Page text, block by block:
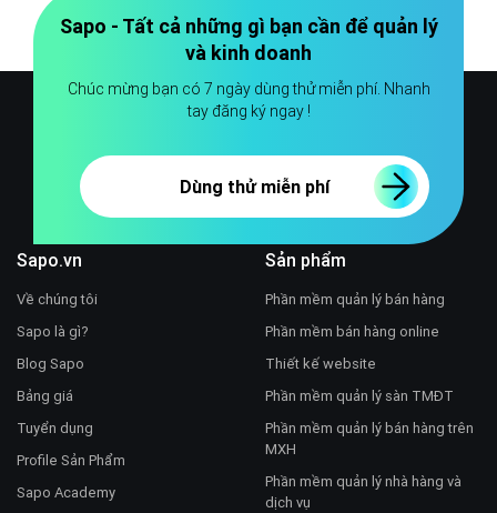
Sapo - Tất cả những gì bạn cần để quản lý
và kinh doanh
Chúc mừng bạn có 7 ngày dùng thử miễn phí. Nhanh
tay đăng ký ngay !
Dùng thử miễn phí
Sapo.vn
Về chúng tôi
Sapo là gì?
Blog Sapo
Bảng giá
Tuyển dụng
Profile Sản Phẩm
Sapo Academy
Sản phẩm
Phần mềm quản lý bán hàng
Phần mềm bán hàng online
Thiết kế website
Phần mềm quản lý sàn TMĐT
Phần mềm quản lý bán hàng trên
MXH
Phần mềm quản lý nhà hàng và
dịch vụ